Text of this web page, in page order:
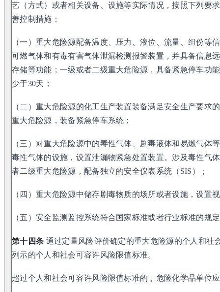
艺（方式）或者相关设备、设施等实际情况，按照下列要
善控制措施：
（一）重大危险源配备温度、压力、液位、流量、组份等
可燃气体和有毒有害气体泄漏检测报警装置，并具备信息
存储等功能；一级或者二级重大危险源，具备紧急停车功
少于30天；
（二）重大危险源的化工生产装置装备满足安全生产要求
重大危险源，装备紧急停车系统；
（三）对重大危险源中的毒性气体、剧毒液体和易燃气体
毒性气体的设施，设置泄漏物紧急处置装置。涉及毒性气
者二级重大危险源，配备独立的安全仪表系统（SIS）；
（四）重大危险源中储存剧毒物质的场所或者设施，设置
（五）安全监测监控系统符合国家标准或者行业标准的规
第十四条 通过定量风险评价确定的重大危险源的个人和社
列示的个人和社会可容许风险限值标准。
超过个人和社会可容许风险限值标准的，危险化学品单位